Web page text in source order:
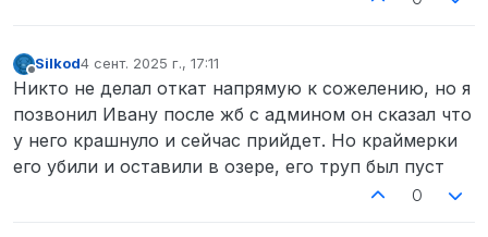
Silkod4 сент. 2025 г., 17:11
отредактировано
Никто не делал откат напрямую к сожелению, но я
позвонил Ивану после жб с админом он сказал что
у него крашнуло и сейчас прийдет. Но краймерки
его убили и оставили в озере, его труп был пуст
0